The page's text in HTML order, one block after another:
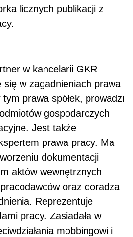
licznych publikacji z
w kancelarii GKR
się w zagadnieniach prawa
prawa spółek, prowadzi
gospodarczych
Jest także
prawa pracy. Ma
dokumentacji
aktów wewnętrznych
oraz doradza
Reprezentuje
pracy. Zasiadała w
mobbingowi i